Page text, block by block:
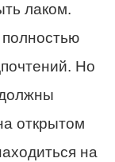
лаком.
Но
открытом
на